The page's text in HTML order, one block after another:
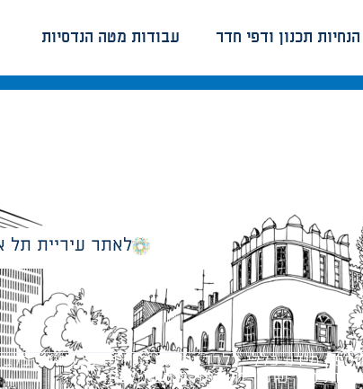
עבודות מטה הנדסיות הנחיות תכנון ודפי חדר
לאתר עיריית תל
מידע כללי בלבד ומאגד הנחיות תכנוניות
כפי שתהיינה בתוקף מעת לעת.